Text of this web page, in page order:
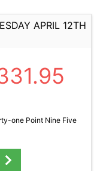
APRIL 12TH
one Point Nine Five